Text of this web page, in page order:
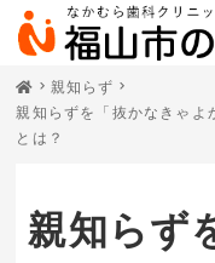
親知らず
親知らずを「抜かなきゃよ
とは？
親知らず